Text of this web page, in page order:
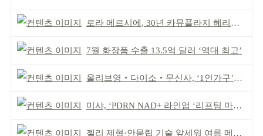
로라 메르시에, 30년 카뮤플라지 헤리티지 담아
7월 화장품 수출 13.5억 달러 ‘역대 최고’
올리브영‧다이소‧무신사, ‘1인가구’가 이끈다
미샤, ‘PDRN NAD+ 라인업 ‘리프팅 마스크’ 출시
젤리 제형·안묻립 기술 앞세워 여름 메이크업 시장 공략